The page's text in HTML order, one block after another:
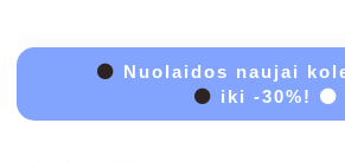
⚫ Nuolaidos naujai
⚫ iki -30%! ⚫